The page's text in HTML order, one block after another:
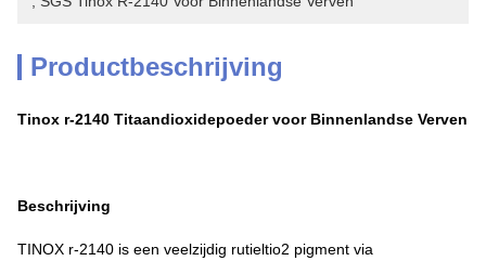
Productbeschrijving
Tinox r-2140 Titaandioxidepoeder voor Binnenlandse Verven
Beschrijving
TINOX r-2140 is een veelzijdig rutieltio2 pigment via